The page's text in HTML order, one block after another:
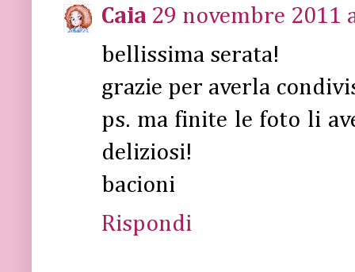
Caia 29 novembre 2011
bellissima serata!
grazie per averla
ps. ma finite le foto li
deliziosi!
bacioni
Rispondi